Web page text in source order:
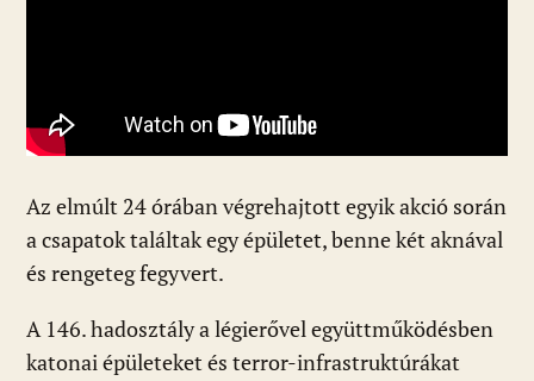
Az elmúlt 24 órában végrehajtott egyik akció során
a csapatok találtak egy épületet, benne két aknával
és rengeteg fegyvert.
A 146. hadosztály a légierővel együttműködésben
katonai épületeket és terror-infrastruktúrákat